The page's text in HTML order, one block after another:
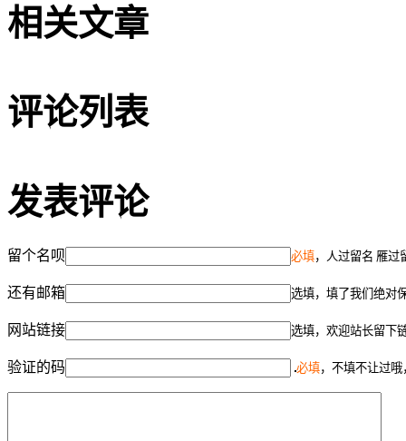
相关文章
评论列表
发表评论
留个名呗 必填，人过留名 雁过
还有邮箱 选填，填了我们绝对
网站链接 选填，欢迎站长留下
验证的码 必填，不填不让过